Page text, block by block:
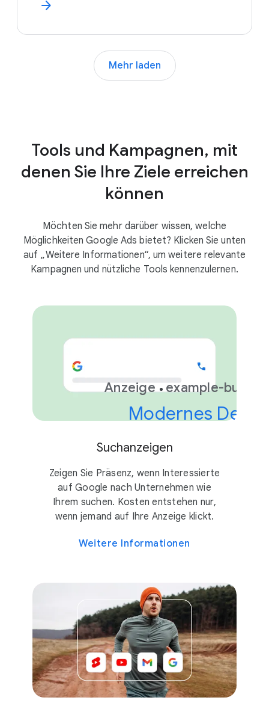
arrow_forward
Mehr laden
Tools und Kampagnen, mit
denen Sie Ihre Ziele erreichen
können
Möchten Sie mehr darüber wissen, welche
Möglichkeiten Google Ads bietet? Klicken Sie unten
auf „Weitere Informationen“, um weitere relevante
Kampagnen und nützliche Tools kennenzulernen.
Anzeige example-
Modernes
Suchanzeigen
Zeigen Sie Präsenz, wenn Interessierte
auf Google nach Unternehmen wie
Ihrem suchen. Kosten entstehen nur,
wenn jemand auf Ihre Anzeige klickt.
Weitere Informationen